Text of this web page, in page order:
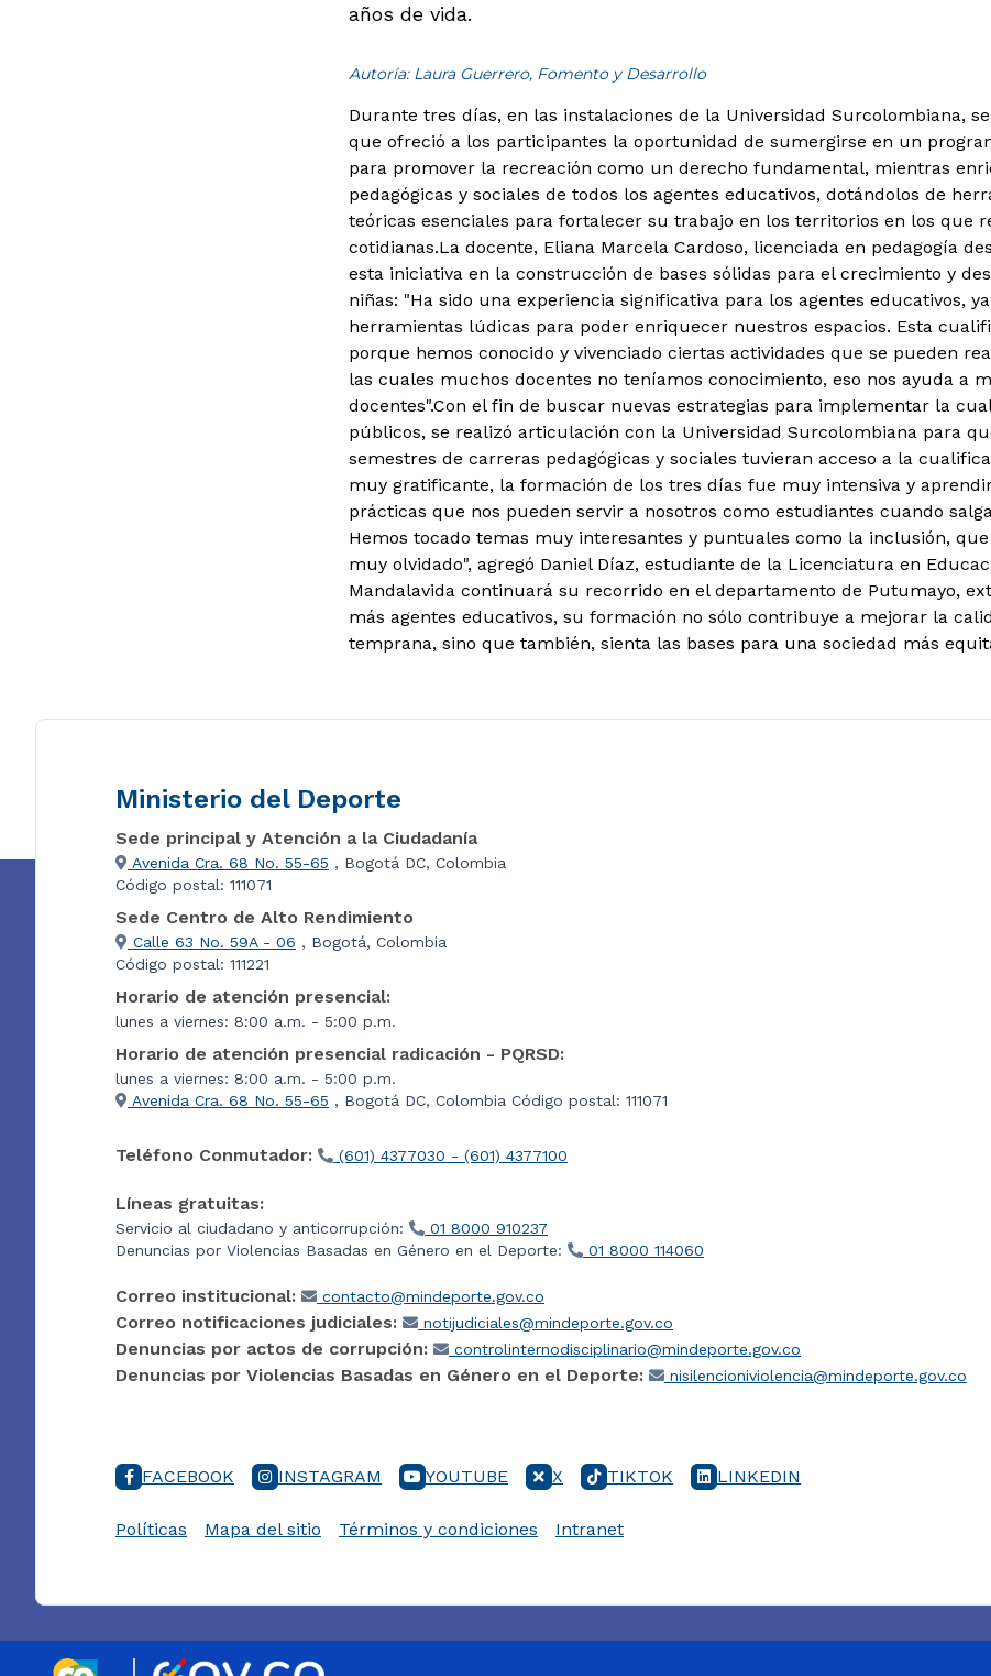
años de vida.
Autoría: Laura Guerrero, Fomento y Desarrollo
Durante tres días, en las instalaciones de la Universidad Surcolombiana,
que ofreció a los participantes la oportunidad de sumergirse en un
para promover la recreación como un derecho fundamental, mientras
pedagógicas y sociales de todos los agentes educativos, dotándolos de
teóricas esenciales para fortalecer su trabajo en los territorios en los que
cotidianas.La docente, Eliana Marcela Cardoso, licenciada en pedagogía
esta iniciativa en la construcción de bases sólidas para el crecimiento y
niñas: "Ha sido una experiencia significativa para los agentes educativos,
herramientas lúdicas para poder enriquecer nuestros espacios. Esta
porque hemos conocido y vivenciado ciertas actividades que se pueden
las cuales muchos docentes no teníamos conocimiento, eso nos ayuda a
docentes".Con el fin de buscar nuevas estrategias para implementar la
públicos, se realizó articulación con la Universidad Surcolombiana para
semestres de carreras pedagógicas y sociales tuvieran acceso a la
muy gratificante, la formación de los tres días fue muy intensiva y
prácticas que nos pueden servir a nosotros como estudiantes cuando
Hemos tocado temas muy interesantes y puntuales como la inclusión,
muy olvidado", agregó Daniel Díaz, estudiante de la Licenciatura en
Mandalavida continuará su recorrido en el departamento de Putumayo,
más agentes educativos, su formación no sólo contribuye a mejorar la
temprana, sino que también, sienta las bases para una sociedad más
Ministerio del Deporte
Sede principal y Atención a la Ciudadanía
Avenida Cra. 68 No. 55-65 , Bogotá DC, Colombia
Código postal: 111071
Sede Centro de Alto Rendimiento
Calle 63 No. 59A - 06 , Bogotá, Colombia
Código postal: 111221
Horario de atención presencial:
lunes a viernes: 8:00 a.m. - 5:00 p.m.
Horario de atención presencial radicación - PQRSD:
lunes a viernes: 8:00 a.m. - 5:00 p.m.
Avenida Cra. 68 No. 55-65 , Bogotá DC, Colombia Código postal: 111071
Teléfono Conmutador: (601) 4377030 - (601) 4377100
Líneas gratuitas:
Servicio al ciudadano y anticorrupción:
01 8000 910237
Denuncias por Violencias Basadas en Género en el Deporte:
01 8000 114060
Correo institucional: contacto@mindeporte.gov.co
Correo notificaciones judiciales: notijudiciales@mindeporte.gov.co
Denuncias por actos de corrupción: controlinternodisciplinario@mindeporte.gov.co
Denuncias por Violencias Basadas en Género en el Deporte: nisilencioniviolencia@mindeporte.gov.co
FACEBOOK INSTAGRAM YOUTUBE X TIKTOK LINKEDIN
Políticas Mapa del sitio Términos y condiciones Intranet